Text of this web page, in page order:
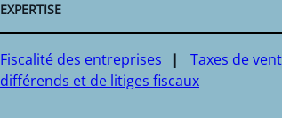
EXPERTISE
Fiscalité des entreprises Taxes de
différends et de litiges fiscaux